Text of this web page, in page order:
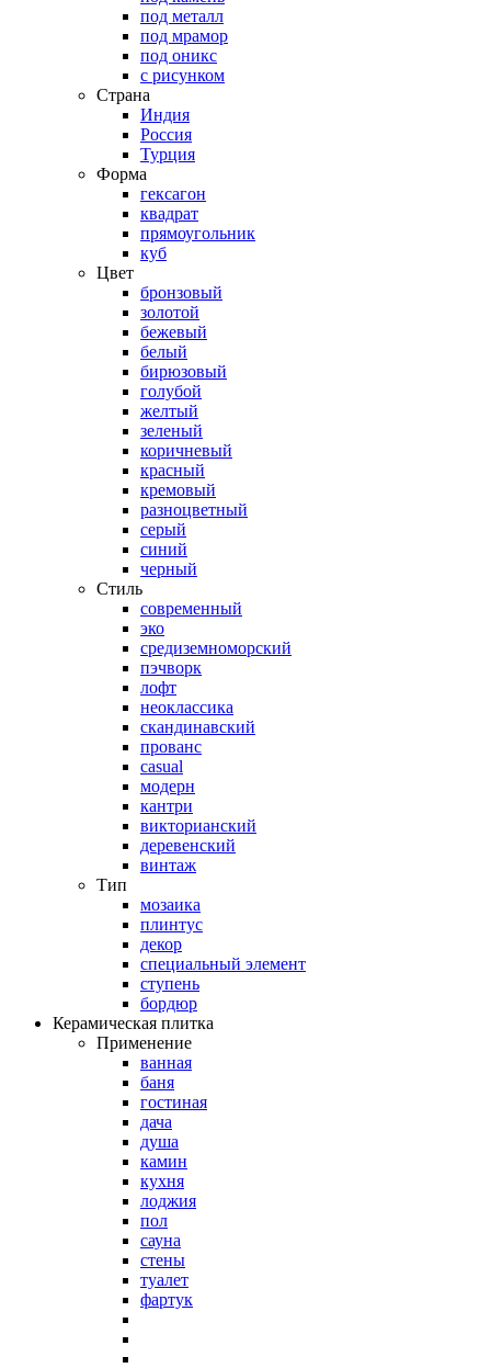
под металл
под мрамор
под оникс
с рисунком
Страна
Индия
Россия
Турция
Форма
гексагон
квадрат
прямоугольник
куб
Цвет
бронзовый
золотой
бежевый
белый
бирюзовый
голубой
желтый
зеленый
коричневый
красный
кремовый
разноцветный
серый
синий
черный
Стиль
современный
эко
средиземноморский
пэчворк
лофт
неоклассика
скандинавский
прованс
casual
модерн
кантри
викторианский
деревенский
винтаж
Тип
мозаика
плинтус
декор
специальный элемент
ступень
бордюр
Керамическая плитка
Применение
ванная
баня
гостиная
дача
душа
камин
кухня
лоджия
пол
сауна
стены
туалет
фартук